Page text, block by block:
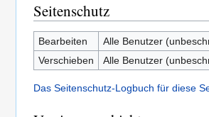
Seitenschutz
Bearbeiten
Alle Benutzer
Verschieben
Alle Benutzer
Das Seitenschutz-Logbuch für diese